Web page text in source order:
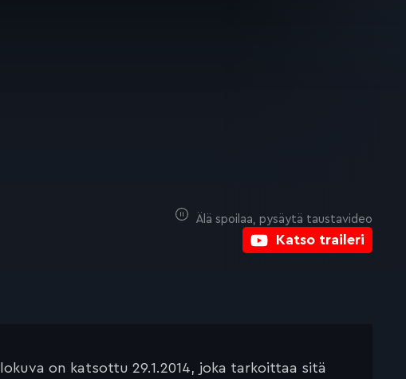
Katso traileri
Älä spoilaa, pysäytä taustavideo
on katsottu 29.1.2014, joka tarkoittaa sitä